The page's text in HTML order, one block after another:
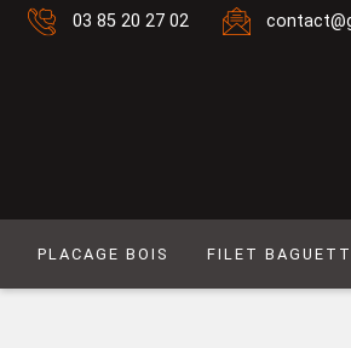
03 85 20 27 02
PLACAGE BOIS FILET